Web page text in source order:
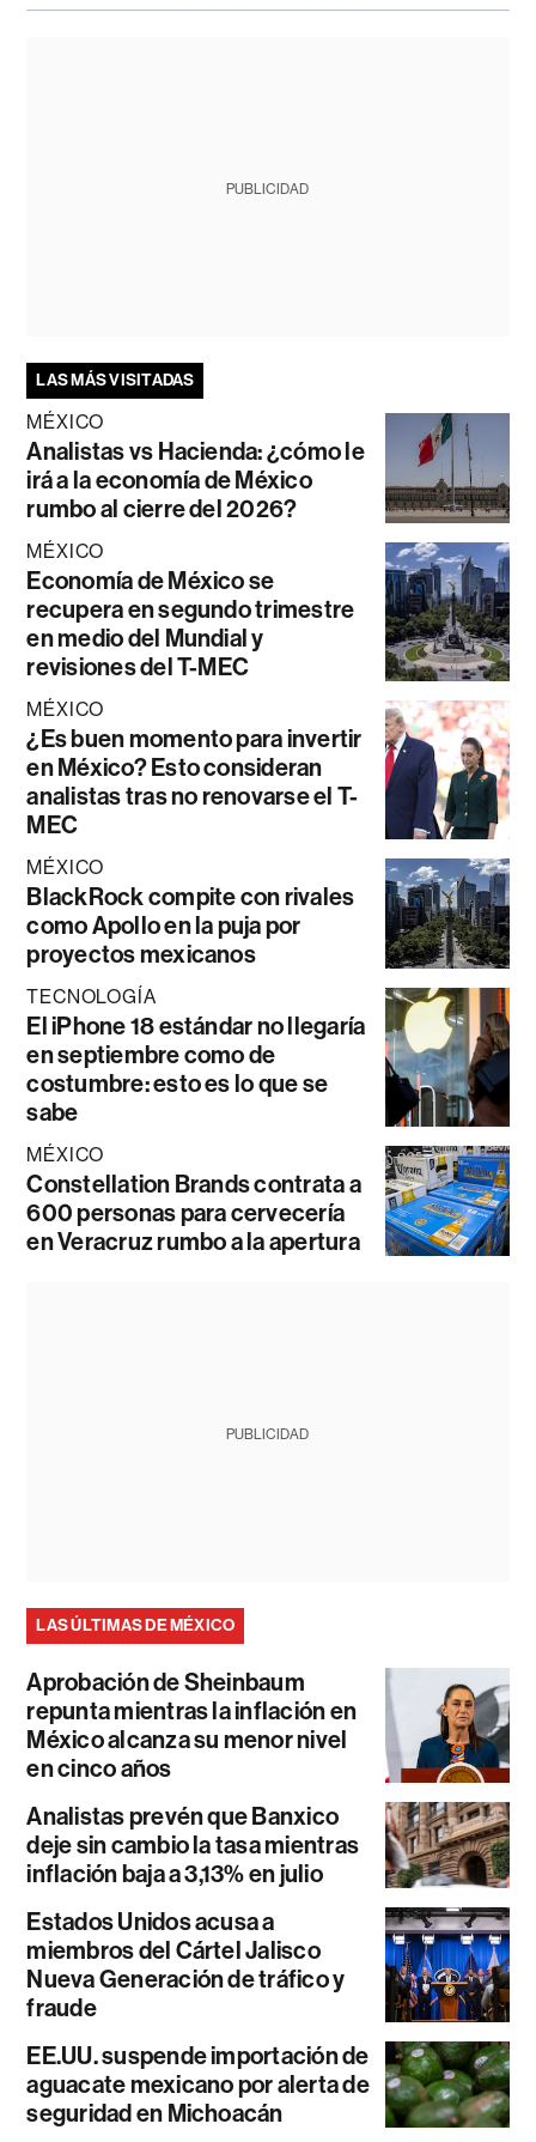
PUBLICIDAD
LAS MÁS VISITADAS
MÉXICO
Analistas vs Hacienda: ¿cómo le
irá a la economía de México
rumbo al cierre del 2026?
MÉXICO
Economía de México se
recupera en segundo trimestre
en medio del Mundial y
revisiones del T-MEC
MÉXICO
¿Es buen momento para invertir
en México? Esto consideran
analistas tras no renovarse el T-
MEC
MÉXICO
BlackRock compite con rivales
como Apollo en la puja por
proyectos mexicanos
TECNOLOGÍA
El iPhone 18 estándar no llegaría
en septiembre como de
costumbre: esto es lo que se
sabe
MÉXICO
Constellation Brands contrata a
600 personas para cervecería
en Veracruz rumbo a la apertura
PUBLICIDAD
LAS ÚLTIMAS DE MÉXICO
Aprobación de Sheinbaum
repunta mientras la inflación en
México alcanza su menor nivel
en cinco años
Analistas prevén que Banxico
deje sin cambio la tasa mientras
inflación baja a 3,13% en julio
Estados Unidos acusa a
miembros del Cártel Jalisco
Nueva Generación de tráfico y
fraude
EE.UU. suspende importación de
aguacate mexicano por alerta de
seguridad en Michoacán